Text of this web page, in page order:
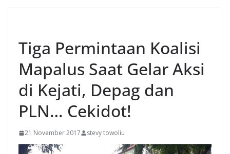
Tiga Permintaan Koalisi
Mapalus Saat Gelar Aksi
di Kejati, Depag dan
PLN… Cekidot!
21 November 2017 stevy towoliu